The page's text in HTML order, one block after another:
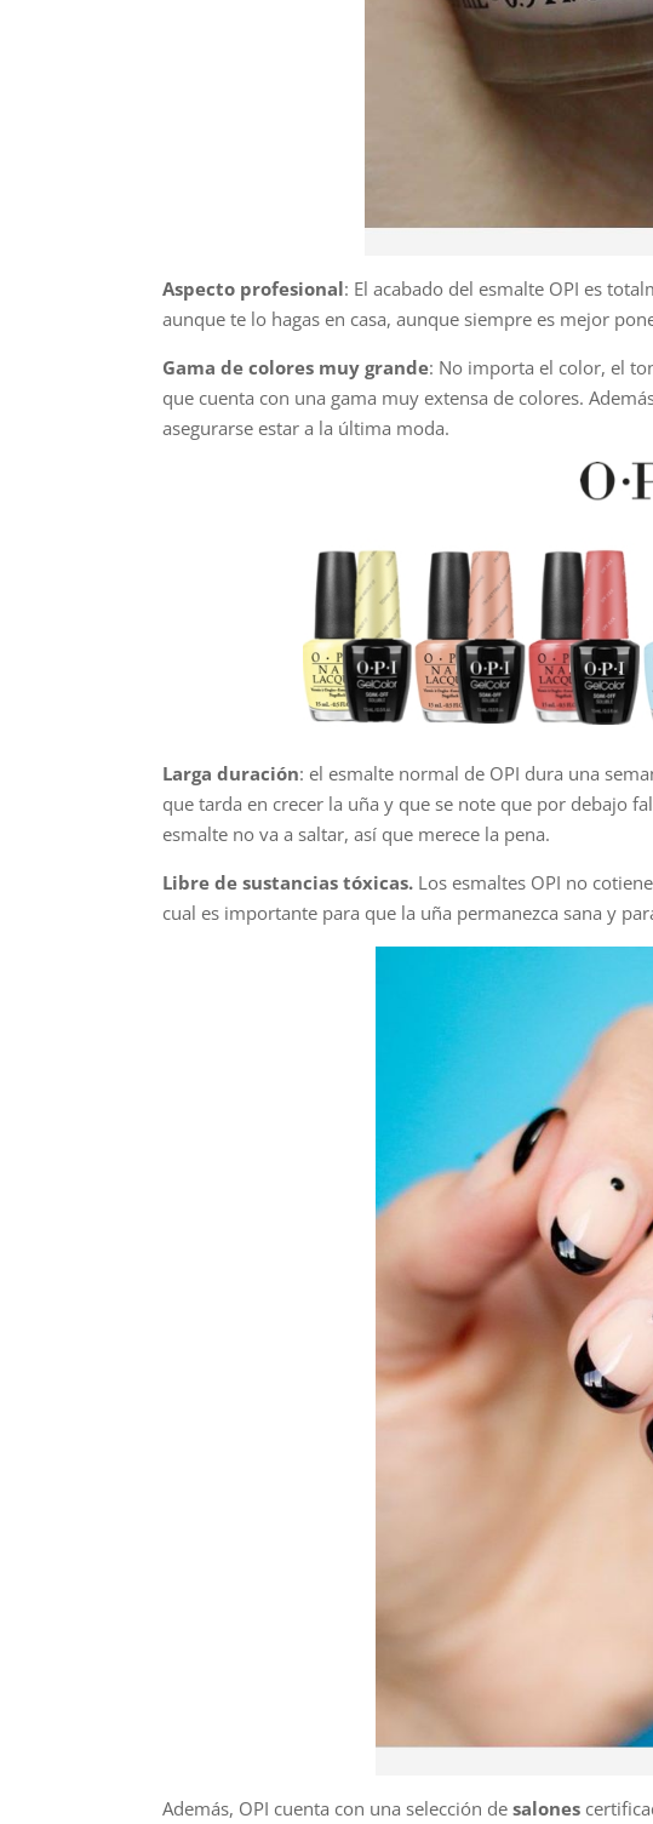
Aspecto profesional: El acabado del esmalte OPI es
aunque te lo hagas en casa, aunque siempre es mejor
Gama de colores muy grande: No importa el color, el
que cuenta con una gama muy extensa de colores.
asegurarse estar a la última moda.
Larga duración: el esmalte normal de OPI dura una
que tarda en crecer la uña y que se note que por debajo
esmalte no va a saltar, así que merece la pena.
Libre de sustancias tóxicas. Los esmaltes OPI no
cual es importante para que la uña permanezca sana y
Además, OPI cuenta con una selección desalones